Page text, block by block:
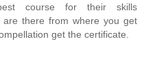
course for their skills
are there from where you get
get the certificate.